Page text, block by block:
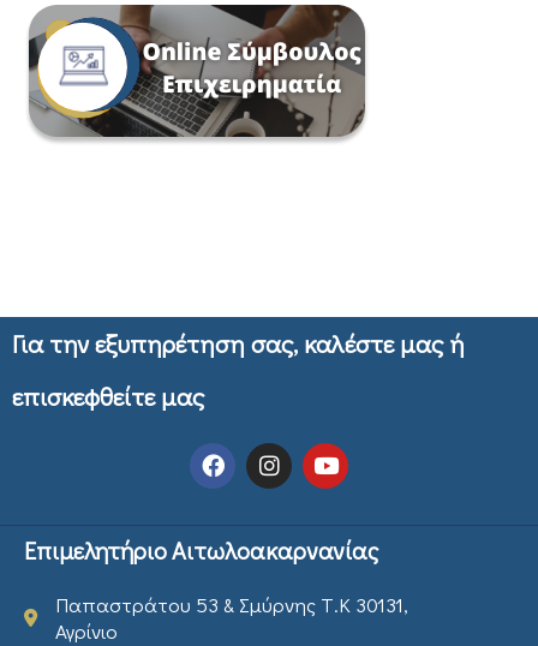
Για την εξυπηρέτηση σας, καλέστε μας ή
επισκεφθείτε μας
Επιμελητήριο Αιτωλοακαρνανίας
Παπαστράτου 53 & Σμύρνης Τ.Κ 30131,
Αγρίνιο